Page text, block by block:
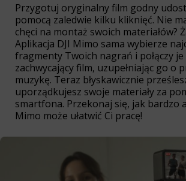
Przygotuj oryginalny film godny
pomocą zaledwie kilku kliknięć. Nie
chęci na montaż swoich materiałów?
Aplikacja DJI Mimo sama wybierze
fragmenty Twoich nagrań i połączy je
zachwycający film, uzupełniając go o
muzykę. Teraz błyskawicznie
uporządkujesz swoje materiały za
smartfona. Przekonaj się, jak bardzo
Mimo może ułatwić Ci pracę!